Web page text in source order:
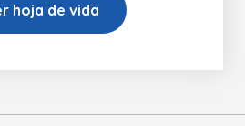
hoja de vida